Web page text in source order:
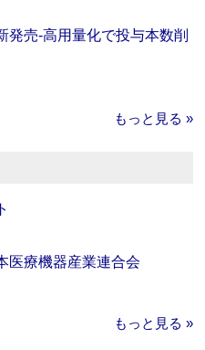
発売‐高用量化で投与本数削
もっと見る »
療機器産業連合会
もっと見る »